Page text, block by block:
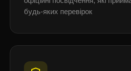
будь-яких перевірок